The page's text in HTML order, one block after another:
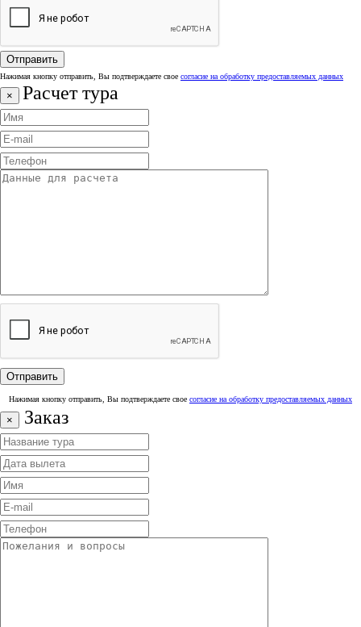
Нажимая кнопку отправить, Вы подтверждаете свое согласие на обработку предоставляемых данных
× Расчет тура
Нажимая кнопку отправить, Вы подтверждаете свое согласие на обработку предоставляемых данных
× Заказ